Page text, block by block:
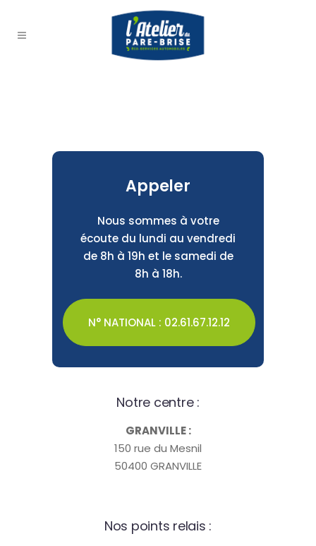
Appeler
Nous sommes à votre
écoute du lundi au vendredi
de 8h à 19h et le samedi de
8h à 18h.
N° NATIONAL : 02.61.67.12.12
Notre centre :
GRANVILLE :
150 rue du Mesnil
50400 GRANVILLE
Nos points relais :